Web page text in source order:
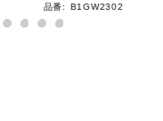
品番: B1GW2302